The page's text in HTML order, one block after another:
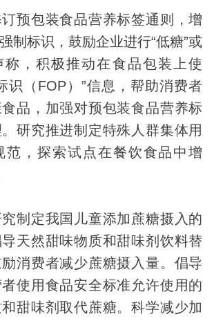
预包装食品营养标签通则，增
制标识，鼓励企业进行“低糖”或
称，积极推动在食品包装上使
识（FOP）”信息，帮助消费者
品，加强对预包装食品营养标
研究推进制定特殊人群集体用
范，探索试点在餐饮食品中增
制定我国儿童添加蔗糖摄入的
天然甜味物质和甜味剂饮料替
消费者减少蔗糖摄入量。倡导
使用食品安全标准允许使用的
甜味剂取代蔗糖。科学减少加